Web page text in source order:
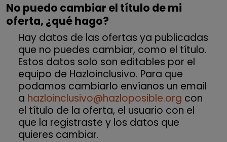
No puedo cambiar el título de mi
oferta, ¿qué hago?
Hay datos de las ofertas ya publicadas
que no puedes cambiar, como el título.
Estos datos solo son editables por el
equipo de Hazloinclusivo. Para que
podamos cambiarlo envíanos un email
a hazloinclusivo@hazloposible.org con
el título de la oferta, el usuario con el
que la registraste y los datos que
quieres cambiar.